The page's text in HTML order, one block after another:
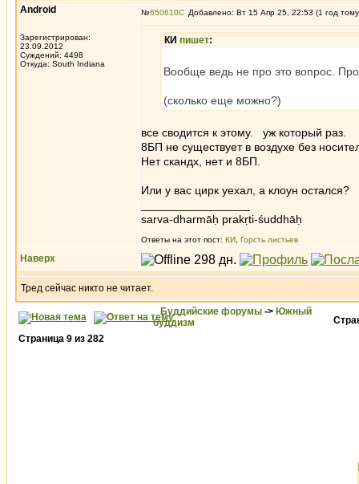
Android
Зарегистрирован:
23.09.2012
Суждений: 4498
Откуда: South Indiana
№650610 Добавлено: Вт 15 Апр 25, 22:53 (1 год
КИ пишет:
Вообще ведь не про это вопрос.
(сколько еще можно?)
все сводится к этому. уж который раз.
8БП не существует в воздухе без
Нет скандх, нет и 8БП.
Или у вас цирк уехал, а клоун остался?
sarva-dharmāḥ prakṛti-śuddhāḥ
Ответы на этот пост: КИ Горсть листьев
Наверх
Тред сейчас никто не читает.
Буддийские форумы -> Южный
буддизм
Страница 9 из 282